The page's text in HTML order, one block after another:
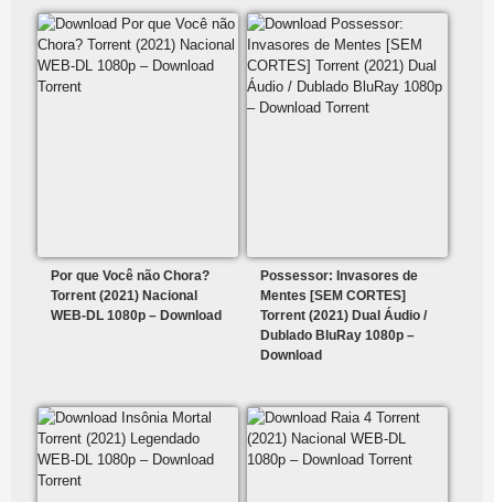
Por que Você não Chora?
Torrent (2021) Nacional
WEB-DL 1080p – Download
Possessor: Invasores de
Mentes [SEM CORTES]
Torrent (2021) Dual Áudio /
Dublado BluRay 1080p –
Download